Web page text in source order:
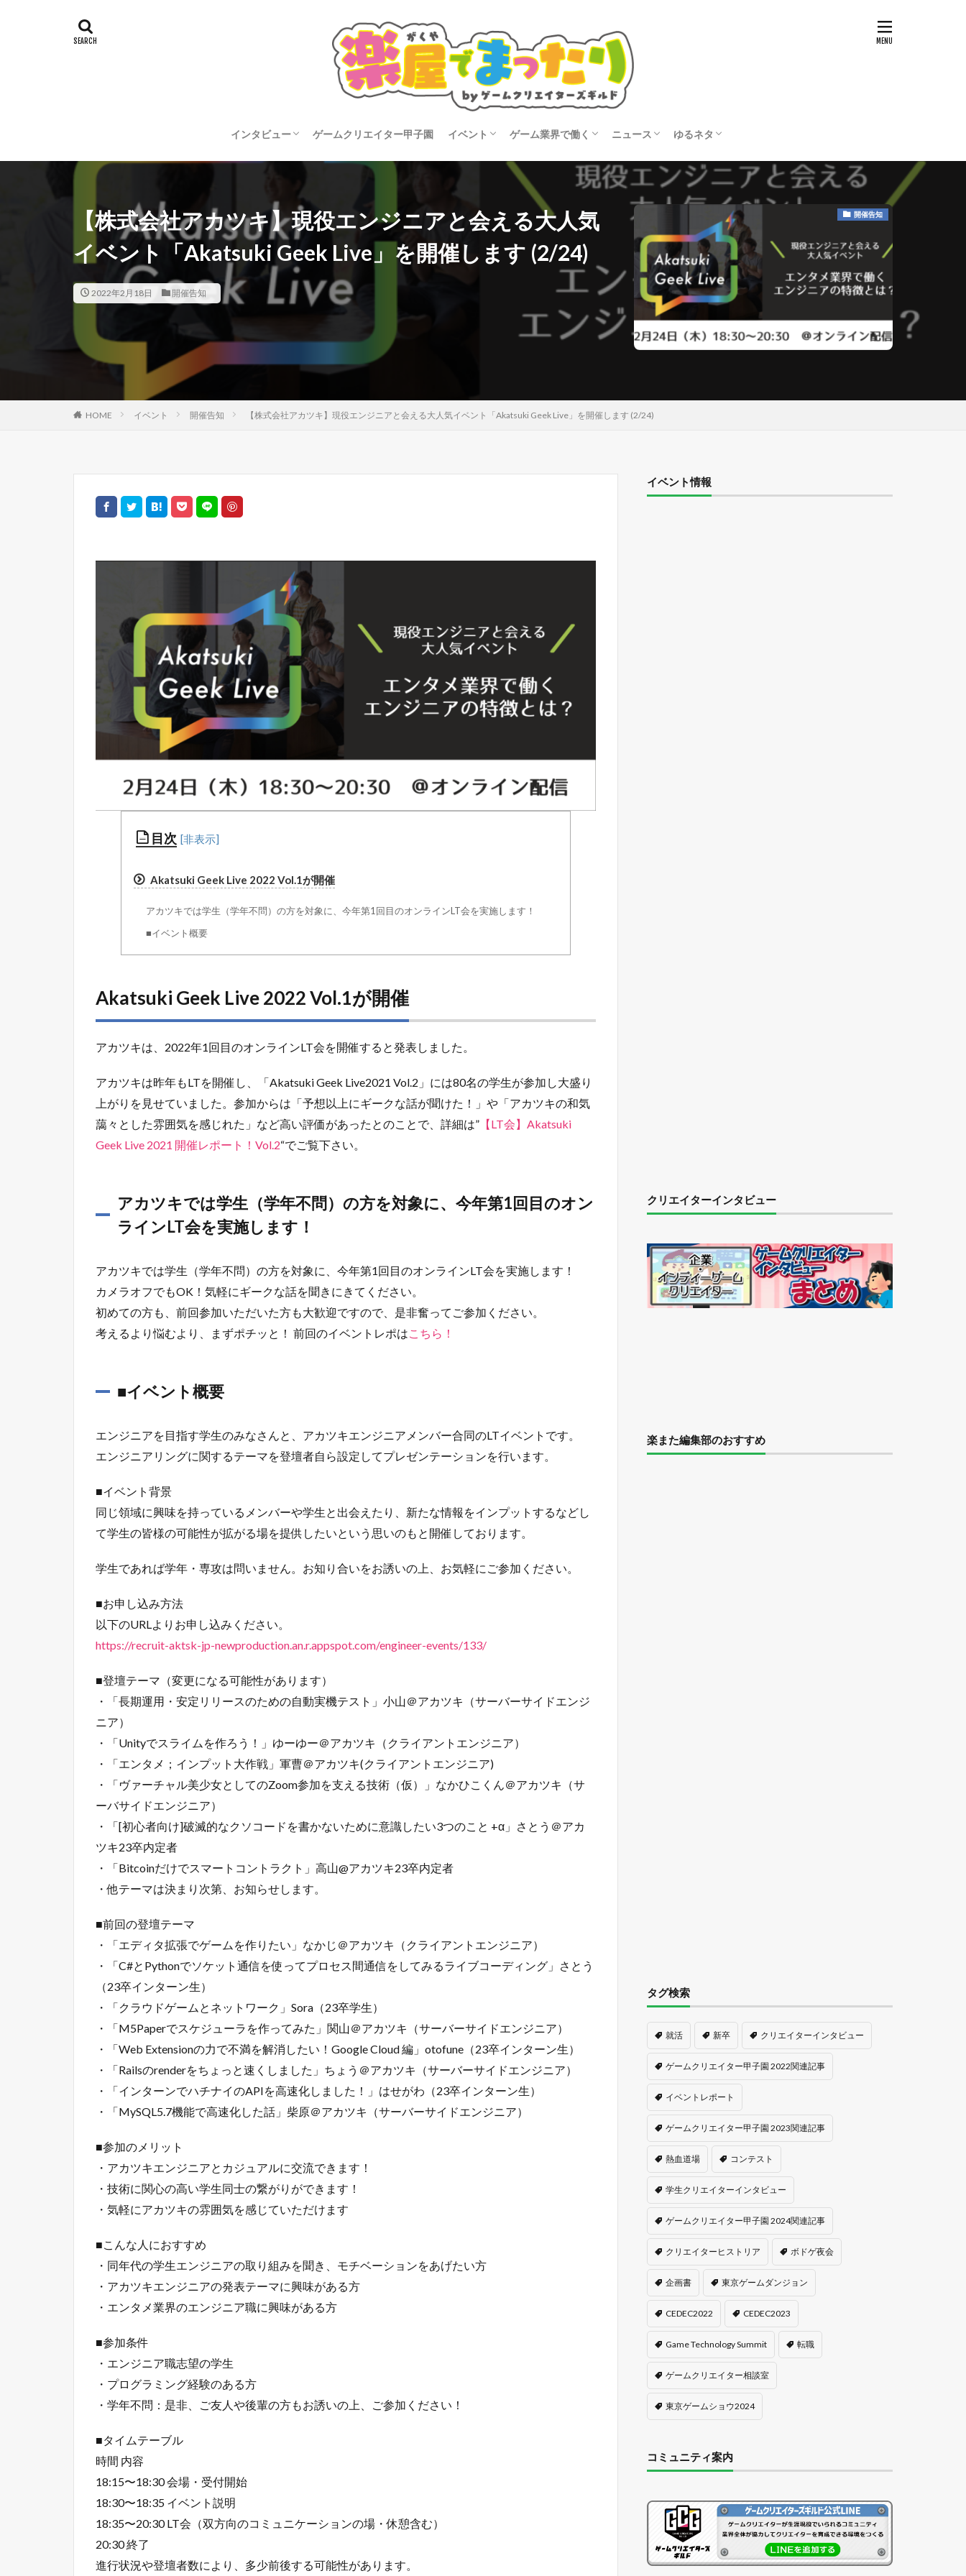
インタビュー
企業インタビュー
クリエイターインタビュー
ゲームクリエイター甲子園 イベント
開催告知
イベントレポート
ゲーム業界で働く
就活
転職
ニュース
コンテスト
ゆるネタ
配信・実況
ボードゲーム
編集部の部屋
【株式会社アカツキ】現役エンジニアと会える大人気
イベント「Akatsuki Geek Live」を開催します (2/24)
2022年2月18日 開催告知
開催告知
HOME イベント 開催告知 【株式会社アカツキ】現役エンジニアと会える大人気イベント「Akatsuki Geek Live」を開催します (2/24)
目次
Akatsuki Geek Live 2022 Vol.1が開催
アカツキでは学生（学年不問）の方を対象に、今年第1回目のオンラインLT会を実施します！
■イベント概要
Akatsuki Geek Live 2022 Vol.1が開催
アカツキは、2022年1回目のオンラインLT会を開催すると発表しました。
アカツキは昨年もLTを開催し、「Akatsuki Geek Live2021 Vol.2」には80名の学生が参加し大盛り
上がりを見せていました。参加からは「予想以上にギークな話が聞けた！」や「アカツキの和気
藹々とした雰囲気を感じれた」など高い評価があったとのことで、詳細は” 【LT会】Akatsuki
Geek Live 2021 開催レポート！Vol.2“でご覧下さい。
アカツキでは学生（学年不問）の方を対象に、今年第1回目のオン
ラインLT会を実施します！
アカツキでは学生（学年不問）の方を対象に、今年第1回目のオンラインLT会を実施します！
カメラオフでもOK！気軽にギークな話を聞きにきてください。
初めての方も、前回参加いただいた方も大歓迎ですので、是非奮ってご参加ください。
考えるより悩むより、まずポチッと！ 前回のイベントレポはこちら！
■イベント概要
エンジニアを目指す学生のみなさんと、アカツキエンジニアメンバー合同のLTイベントです。
エンジニアリングに関するテーマを登壇者自ら設定してプレゼンテーションを行います。
■イベント背景
同じ領域に興味を持っているメンバーや学生と出会えたり、新たな情報をインプットするなどし
て学生の皆様の可能性が拡がる場を提供したいという思いのもと開催しております。
学生であれば学年・専攻は問いません。お知り合いをお誘いの上、お気軽にご参加ください。
■お申し込み方法
以下のURLよりお申し込みください。
https://recruit-aktsk-jp-newproduction.an.r.appspot.com/engineer-events/133/
■登壇テーマ（変更になる可能性があります）
・「長期運用・安定リリースのための自動実機テスト」小山＠アカツキ（サーバーサイドエンジ
ニア）
・「Unityでスライムを作ろう！」ゆーゆー＠アカツキ（クライアントエンジニア）
・「エンタメ；インプット大作戦」軍曹＠アカツキ(クライアントエンジニア)
・「ヴァーチャル美少女としてのZoom参加を支える技術（仮）」なかひこくん＠アカツキ（サ
ーバサイドエンジニア）
・「[初心者向け]破滅的なクソコードを書かないために意識したい3つのこと +α」さとう＠アカ
ツキ23卒内定者
・「Bitcoinだけでスマートコントラクト」高山@アカツキ23卒内定者
・他テーマは決まり次第、お知らせします。
■前回の登壇テーマ
・「エディタ拡張でゲームを作りたい」なかじ＠アカツキ（クライアントエンジニア）
・「C#とPythonでソケット通信を使ってプロセス間通信をしてみるライブコーディング」さとう
（23卒インターン生）
・「クラウドゲームとネットワーク」Sora（23卒学生）
・「M5Paperでスケジューラを作ってみた」関山＠アカツキ（サーバーサイドエンジニア）
・「Web Extensionの力で不満を解消したい！Google Cloud 編」otofune（23卒インターン生）
・「Railsのrenderをちょっと速くしました」ちょう＠アカツキ（サーバーサイドエンジニア）
・「インターンでハチナイのAPIを高速化しました！」はせがわ（23卒インターン生）
・「MySQL5.7機能で高速化した話」柴原＠アカツキ（サーバーサイドエンジニア）
■参加のメリット
・アカツキエンジニアとカジュアルに交流できます！
・技術に関心の高い学生同士の繋がりができます！
・気軽にアカツキの雰囲気を感じていただけます
■こんな人におすすめ
・同年代の学生エンジニアの取り組みを聞き、モチベーションをあげたい方
・アカツキエンジニアの発表テーマに興味がある方
・エンタメ業界のエンジニア職に興味がある方
■参加条件
・エンジニア職志望の学生
・プログラミング経験のある方
・学年不問：是非、ご友人や後輩の方もお誘いの上、ご参加ください！
■タイムテーブル
時間 内容
18:15〜18:30 会場・受付開始
18:30〜18:35 イベント説明
18:35〜20:30 LT会（双方向のコミュニケーションの場・休憩含む）
20:30 終了
進行状況や登壇者数により、多少前後する可能性があります。
イベント情報
クリエイターインタビュー
楽また編集部のおすすめ
タグ検索
就活 新卒 クリエイターインタビュー
ゲームクリエイター甲子園 2022関連記事
イベントレポート
ゲームクリエイター甲子園 2023関連記事
熱血道場 コンテスト
学生クリエイターインタビュー
ゲームクリエイター甲子園 2024関連記事
クリエイターヒストリア ボドゲ夜会
企画書 東京ゲームダンジョン
CEDEC2022 CEDEC2023
Game Technology Summit 転職
ゲームクリエイター相談室
東京ゲームショウ2024
コミュニティ案内